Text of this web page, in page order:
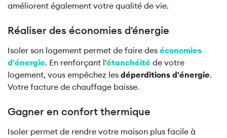
améliorent également votre qualité de vie.
Réaliser des économies d'énergie
Isoler son logement permet de faire des économies
d'énergie. En renforçant l'étanchéité de votre
logement, vous empêchez les déperditions d'énergie.
Votre facture de chauffage baisse.
Gagner en confort thermique
Isoler permet de rendre votre maison plus facile à